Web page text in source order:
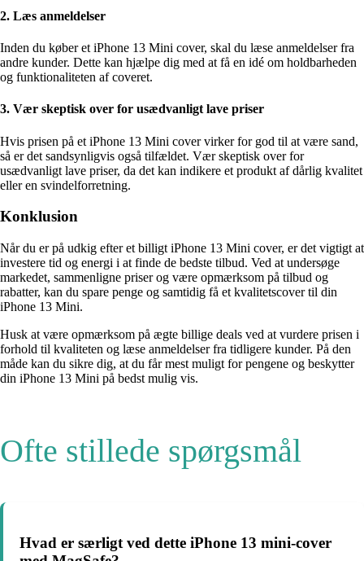
2. Læs anmeldelser
Inden du køber et iPhone 13 Mini cover, skal du læse anmeldelser fra
andre kunder. Dette kan hjælpe dig med at få en idé om holdbarheden
og funktionaliteten af coveret.
3. Vær skeptisk over for usædvanligt lave priser
Hvis prisen på et iPhone 13 Mini cover virker for god til at være sand,
så er det sandsynligvis også tilfældet. Vær skeptisk over for
usædvanligt lave priser, da det kan indikere et produkt af dårlig kvalitet
eller en svindelforretning.
Konklusion
Når du er på udkig efter et billigt iPhone 13 Mini cover, er det vigtigt at
investere tid og energi i at finde de bedste tilbud. Ved at undersøge
markedet, sammenligne priser og være opmærksom på tilbud og
rabatter, kan du spare penge og samtidig få et kvalitetscover til din
iPhone 13 Mini.
Husk at være opmærksom på ægte billige deals ved at vurdere prisen i
forhold til kvaliteten og læse anmeldelser fra tidligere kunder. På den
måde kan du sikre dig, at du får mest muligt for pengene og beskytter
din iPhone 13 Mini på bedst mulig vis.
Ofte stillede spørgsmål
Hvad er særligt ved dette iPhone 13 mini-cover